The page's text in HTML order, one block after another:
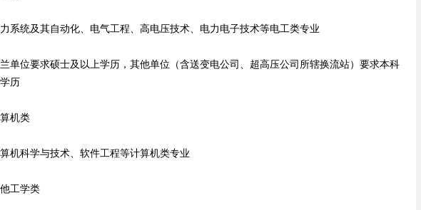
统及其自动化、电气工程、高电压技术、电力电子技术等电工类专业
位要求硕士及以上学历，其他单位（含送变电公司、超高压公司所辖换流站）要求本科
历
机类
科学与技术、软件工程等计算机类专业
学类